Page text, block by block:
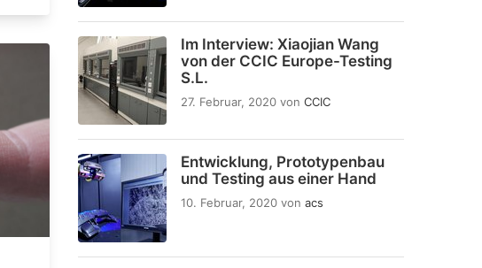
Im Interview: Xiaojian Wang
von der CCIC Europe-Testing
S.L.
27. Februar, 2020 von CCIC
Entwicklung, Prototypenbau
und Testing aus einer Hand
10. Februar, 2020 von acs